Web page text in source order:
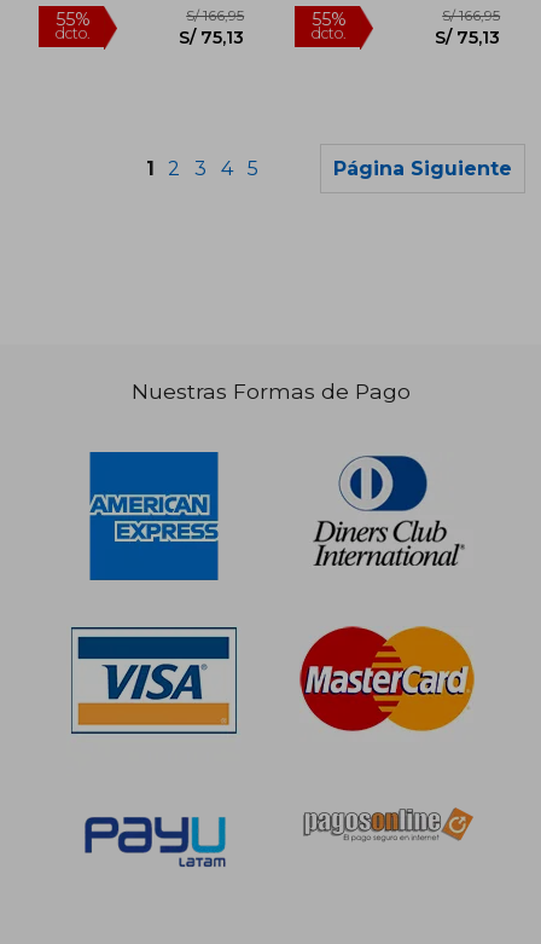
S/ 44,25
1 2 3 4 5 Página Siguiente
Nuestras Formas de Pago